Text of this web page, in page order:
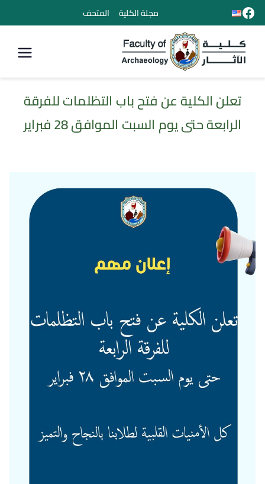
مجلة الكلية المتحف
كلية الأثار
تعلن الكلية عن فتح باب التظلمات للفرقة
الرابعة حتى يوم السبت الموافق 28 فبراير